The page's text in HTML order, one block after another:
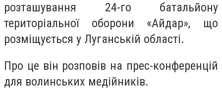
розташування 24-го батальйону
територіальної оборони «Айдар», що
розміщується у Луганській області.
Про це він розповів на прес-конференцій
для волинських медійників.